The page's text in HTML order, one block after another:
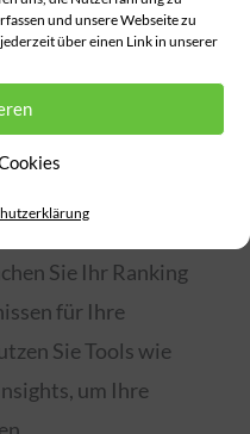
und unsere Webseite zu
über einen Link in unserer
SEO-Strategie zu
Analysen
überwachen.
auf die
Sie Ihr Ranking
für Ihre
Sie Tools wie
um Ihre